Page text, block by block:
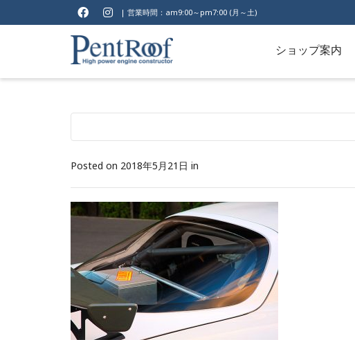
| 営業時間：am9:00～pm7:00 (月～土)
ショップ案内
Posted on 2018年5月21日 in